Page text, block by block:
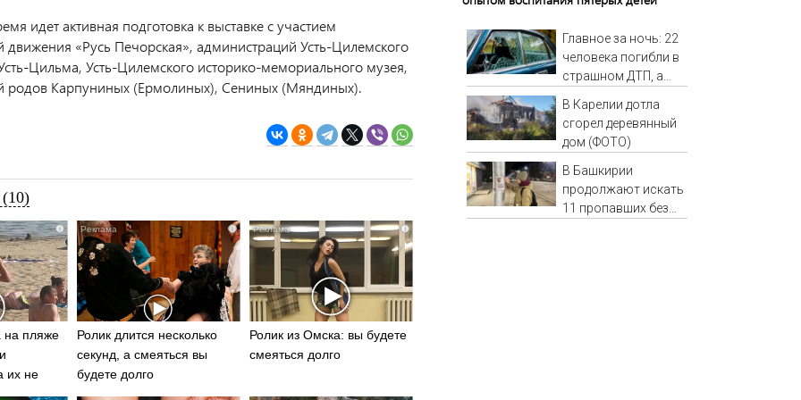
идет активная подготовка к выставке с участием
движения «Русь Печорская», администраций Усть-Цилемского
Цильма, Усть-Цилемского историко-мемориального музея,
родов Карпуниных (Ермолиных), Сениных (Мяндиных).
i
на пляже
их не
i
Ролик длится несколько
секунд, а смеяться вы
будете долго
i
Ролик из Омска: вы будете
смеяться долго
Главное за ночь: 22
человека погибли в
страшном ДТП, а
на отдых в Турции
В Карелии дотла
сгорел деревянный
дом (ФОТО)
В Башкирии
продолжают искать
11 пропавших без